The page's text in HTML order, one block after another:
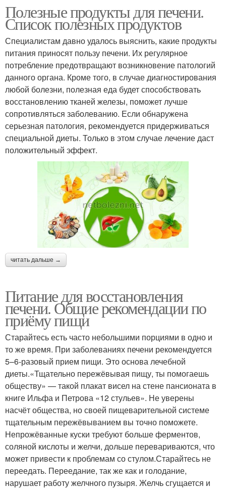
Полезные продукты для печени.
Список полезных продуктов
Специалистам давно удалось выяснить, какие продукты
питания приносят пользу печени. Их регулярное
потребление предотвращают возникновение патологий
данного органа. Кроме того, в случае диагностирования
любой болезни, полезная еда будет способствовать
восстановлению тканей железы, поможет лучше
сопротивляться заболеванию. Если обнаружена
серьезная патология, рекомендуется придерживаться
специальной диеты. Только в этом случае лечение даст
положительный эффект.
читать дальше →
Питание для восстановления
печени. Общие рекомендации по
приёму пищи
Старайтесь есть часто небольшими порциями в одно и
то же время. При заболеваниях печени рекомендуется
5–6-разовый прием пищи. Это основа лечебной
диеты.«Тщательно пережёвывая пищу, ты помогаешь
обществу» — такой плакат висел на стене пансионата в
книге Ильфа и Петрова «12 стульев». Не уверены
насчёт общества, но своей пищеварительной системе
тщательным пережёвыванием вы точно поможете.
Непрожёванные куски требуют больше ферментов,
соляной кислоты и желчи, дольше перевариваются, что
может привести к проблемам со стулом.Старайтесь не
переедать. Переедание, так же как и голодание,
нарушает работу желчного пузыря. Желчь сгущается и